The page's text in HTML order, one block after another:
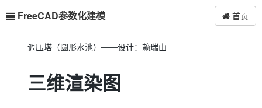
FreeCAD参数化建模 首页
调压塔（圆形水池）——设计：赖瑞山
三维渲染图